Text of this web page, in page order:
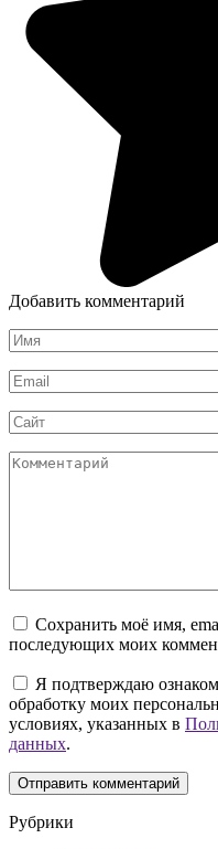
Добавить комментарий
Имя
*
Email
*
Сайт
Комментарий
Сохранить моё имя,
последующих моих
Я подтверждаю
обработку моих
условиях, указанных в
данных.
Рубрики